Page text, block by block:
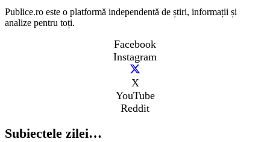
Publice.ro este o platformă independentă de știri, informații și
analize pentru toți.
Facebook
Instagram
X
YouTube
Reddit
Subiectele zilei…